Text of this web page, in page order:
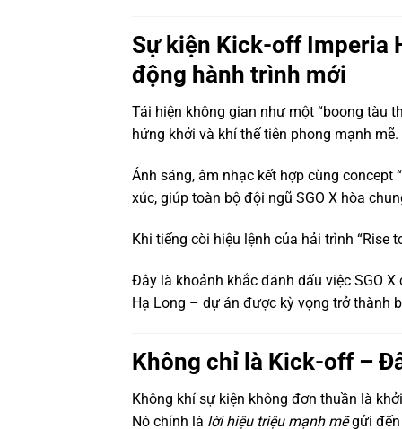
Sự kiện Kick-off Imperia
động hành trình mới
Tái hiện không gian như một “boong tàu
hứng khởi và khí thế tiên phong mạnh mẽ.
Ánh sáng, âm nhạc kết hợp cùng concept “
xúc, giúp toàn bộ đội ngũ SGO X hòa
Khi tiếng còi hiệu lệnh của hải trình “Rise
Đây là khoảnh khắc đánh dấu việc SGO
Hạ Long – dự án được kỳ vọng trở thành
Không chỉ là Kick-off –
Không khí sự kiện không đơn thuần là
Nó chính là lời hiệu triệu mạnh mẽgửi đến